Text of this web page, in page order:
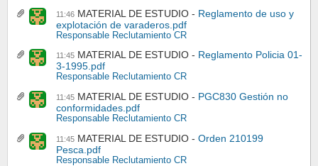
11:46 MATERIAL DE ESTUDIO
Reglamento de uso y
explotación de varaderos.pdf
Responsable Reclutamiento CR
11:45 MATERIAL DE ESTUDIO
Reglamento Policia 01-
3-1995.pdf
Responsable Reclutamiento CR
11:45 MATERIAL DE ESTUDIO
PGC830 Gestión no
conformidades.pdf
Responsable Reclutamiento CR
11:45 MATERIAL DE ESTUDIO
Orden 210199
Pesca.pdf
Responsable Reclutamiento CR